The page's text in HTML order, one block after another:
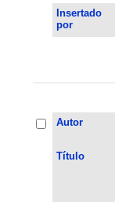
Insertado
por
Autor
Título